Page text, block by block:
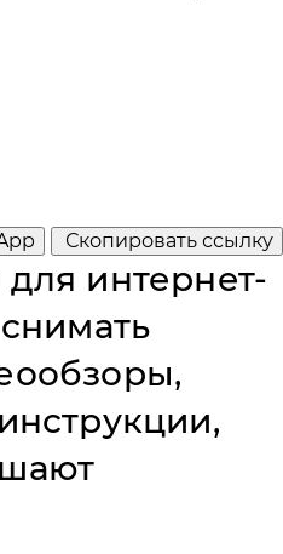
Скопировать ссылку
интернет-